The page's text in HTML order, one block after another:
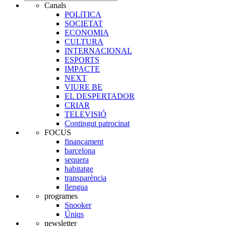
Canals
POLíTICA
SOCIETAT
ECONOMIA
CULTURA
INTERNACIONAL
ESPORTS
IMPACTE
NEXT
VIURE BE
EL DESPERTADOR
CRIAR
TELEVISIÓ
Contingut patrocinat
FOCUS
finançament
barcelona
sequera
habitatge
transparència
llengua
programes
Snooker
Úniqs
newsletter